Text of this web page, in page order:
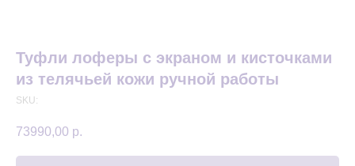
Туфли лоферы с экраном и кисточками
из телячьей кожи ручной работы
SKU:
73990,00 р.